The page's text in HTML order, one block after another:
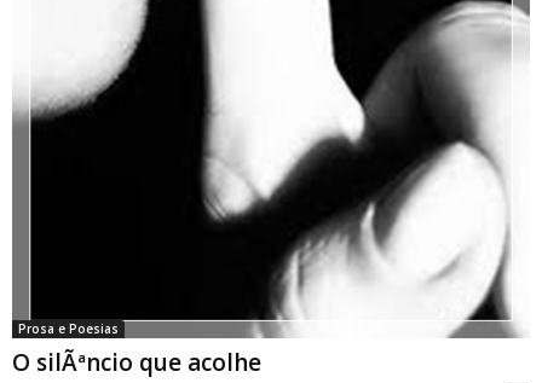
Prosa e Poesias
O silÃªncio que acolhe